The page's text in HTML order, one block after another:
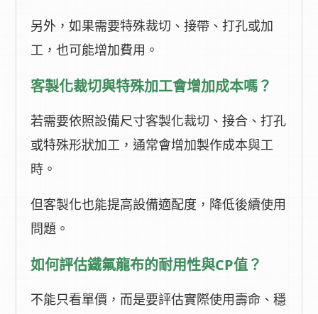
另外，如果需要特殊裁切、接帶、打孔或加
工，也可能增加費用。
客製化裁切與特殊加工會增加成本嗎？
若需要依照設備尺寸客製化裁切、接合、打孔
或特殊形狀加工，通常會增加製作成本與工
時。
但客製化也能提高設備適配度，降低後續使用
問題。
如何評估鐵氟龍布的耐用性與CP值？
不能只看單價，而是要評估實際使用壽命、穩